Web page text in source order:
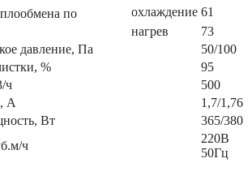
по
охлаждение 61
нагрев
73
давление, Па
50/100
%
95
ч
500
А
1,7/1,76
Вт
365/380
ч
220В
50Гц